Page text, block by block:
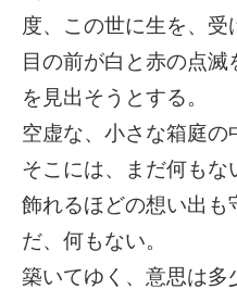
度、この世に生を、受
目の前が白と赤の点
を見出そうとする。
空虚な、小さな箱庭の
そこには、まだ何もな
飾れるほどの想い出も
だ、何もない。
築いてゆく、意思は多